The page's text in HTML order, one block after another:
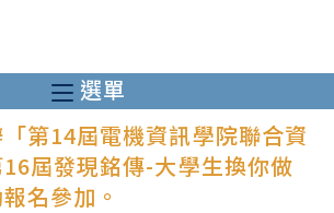
選單
第14屆電機資訊學院聯合資
屆發現銘傳-大學生換你做
名參加。